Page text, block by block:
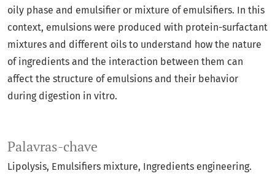
Palavras-chave
Lipolysis Emulsifiers mixture Ingredients engineering.
oily phase and emulsifier or mixture of emulsifiers. In this
context, emulsions were produced with protein-surfactant
mixtures and different oils to understand how the nature
of ingredients and the interaction between them can
affect the structure of emulsions and their behavior
during digestion in vitro.